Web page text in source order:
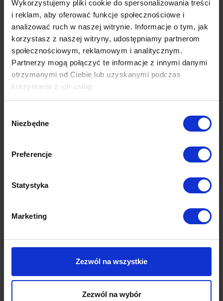
Wykorzystujemy pliki cookie do spersonalizowania treści
i reklam, aby oferować funkcje społecznościowe i
analizować ruch w naszej witrynie. Informacje o tym, jak
korzystasz z naszej witryny, udostępniamy partnerom
społecznościowym, reklamowym i analitycznym.
Partnerzy mogą połączyć te informacje z innymi danymi
otrzymanymi od Ciebie lub uzyskanymi podczas
korzystania z ich usług.
zgody
Niezbędne
Preferencje
Statystyka
Marketing
Zezwól na wszystkie
Zezwól na wybór